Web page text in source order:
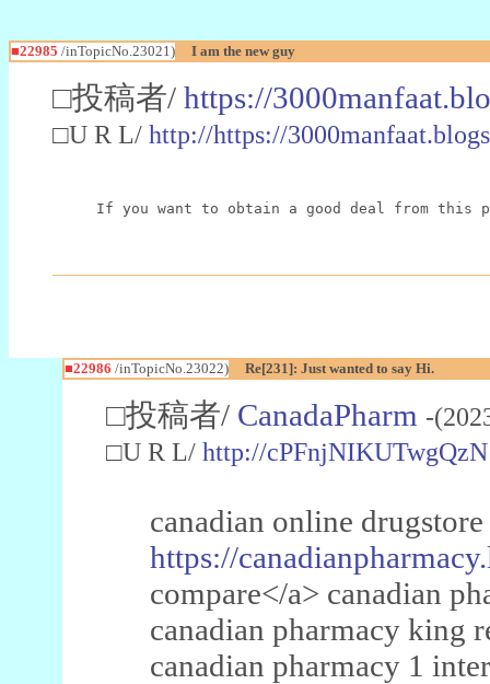
■22985 /inTopicNo.23021) I am the new guy
□投稿者/ https://
□U R L/ http://https://
If you want to obtain a good deal from this
■22986 /inTopicNo.23022) Re[231]: Just wanted to say Hi.
□投稿者/ CanadaPharm -
□U R L/ http://cPFnjNIKUTwgQzN
canadian online
https://
compare</a> canadian
canadian pharmacy king
canadian pharmacy 1